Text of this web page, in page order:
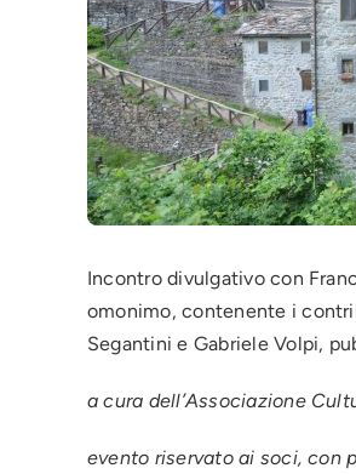
Incontro divulgativo con
omonimo, contenente i
Segantini e Gabriele Volpi,
a cura dell’Associazione
evento riservato ai soci, con